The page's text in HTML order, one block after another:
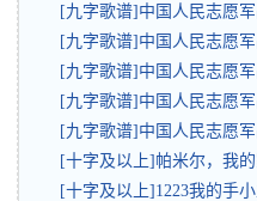
[九字歌谱]中国人民志愿
[九字歌谱]中国人民志愿
[九字歌谱]中国人民志愿
[九字歌谱]中国人民志愿
[九字歌谱]中国人民志愿
[十字及以上]帕米尔，我
[十字及以上]1223我的手